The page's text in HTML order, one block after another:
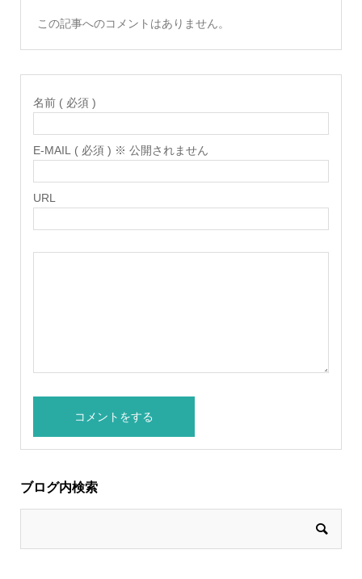
この記事へのコメントはありません。
名前 ( 必須 )
E-MAIL ( 必須 ) ※ 公開されません
URL
ブログ内検索